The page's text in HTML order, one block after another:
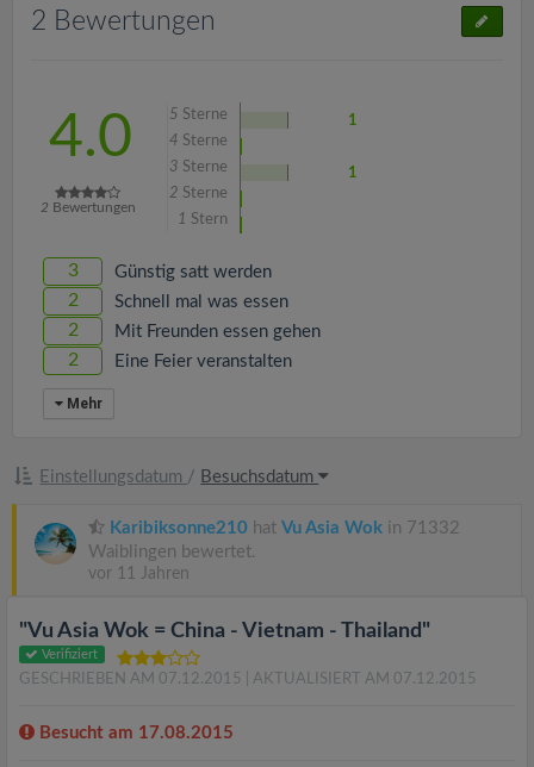
2 Bewertungen
4.0
2 Bewertungen
5 Sterne
1
4 Sterne
3 Sterne
1
2 Sterne
1 Stern
3 Günstig satt werden
2 Schnell mal was essen
2 Mit Freunden essen gehen
2 Eine Feier veranstalten
Mehr
Einstellungsdatum / Besuchsdatum
Karibiksonne210 hat Vu Asia Wok in 71332
Waiblingen bewertet.
vor 11 Jahren
"Vu Asia Wok = China - Vietnam - Thailand"
Verifiziert
GESCHRIEBEN AM 07.12.2015 | AKTUALISIERT AM 07.12.2015
Besucht am 17.08.2015